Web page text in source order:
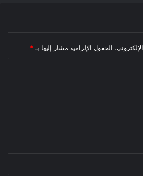
الحقول الإلزامية مشار إليها بـ *